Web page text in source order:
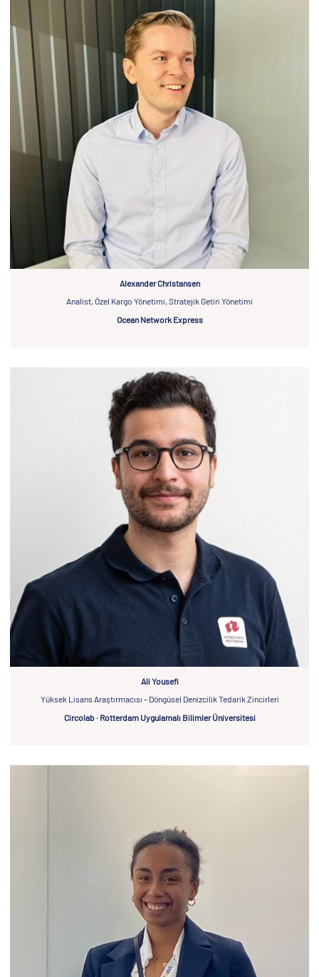
Alexander Christansen
Analist, Özel Kargo Yönetimi, Stratejik Getiri Yönetimi
Ocean Network Express
Ali Yousefi
Yüksek Lisans Araştırmacısı – Döngüsel Denizcilik Tedarik Zincirleri
Circolab · Rotterdam Uygulamalı Bilimler Üniversitesi